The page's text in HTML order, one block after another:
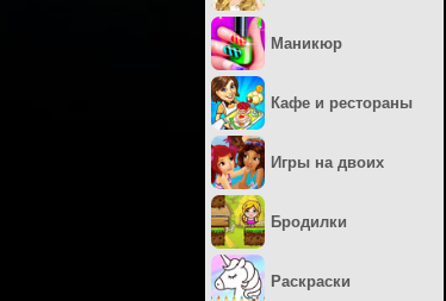
Маникюр
Кафе и рестораны
Игры на двоих
Бродилки
Раскраски